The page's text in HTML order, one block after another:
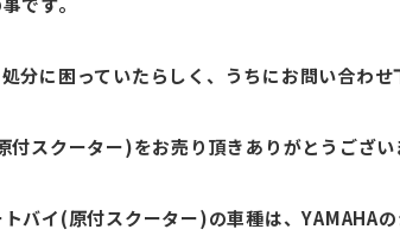
分に困っていたらしく、うちにお問い合わ
付スクーター)をお売り頂きありがとうござ
バイ(原付スクーター)の車種は、YAMAHA